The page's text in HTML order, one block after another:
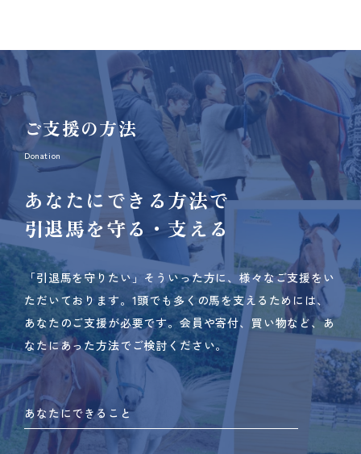
ご支援の方法
Donation
あなたにできる方法で
引退馬を守る・支える
「引退馬を守りたい」そういった方に、様々なご支援をい
ただいております。 1頭でも多くの馬を支えるためには、
あなたのご支援が必要です。 会員や寄付、買い物など、あ
なたにあった方法でご検討ください。
あなたにできること